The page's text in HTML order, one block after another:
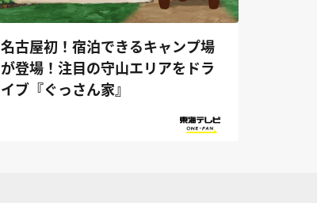
名古屋初！宿泊できるキャンプ場
が登場！注目の守山エリアをドラ
イブ『ぐっさん家』